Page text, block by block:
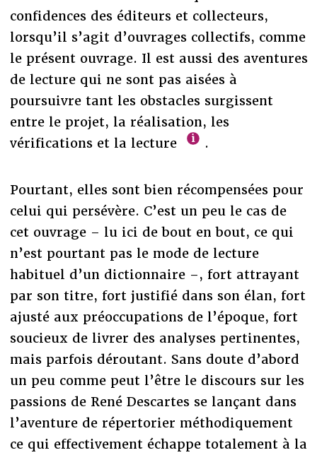
confidences des éditeurs et collecteurs,
lorsqu’il s’agit d’ouvrages collectifs, comme
le présent ouvrage. Il est aussi des aventures
de lecture qui ne sont pas aisées à
poursuivre tant les obstacles surgissent
entre le projet, la réalisation, les
vérifications et la lecture
.
Pourtant, elles sont bien récompensées pour
celui qui persévère. C’est un peu le cas de
cet ouvrage – lu ici de bout en bout, ce qui
n’est pourtant pas le mode de lecture
habituel d’un dictionnaire –, fort attrayant
par son titre, fort justifié dans son élan, fort
ajusté aux préoccupations de l’époque, fort
soucieux de livrer des analyses pertinentes,
mais parfois déroutant. Sans doute d’abord
un peu comme peut l’être le discours sur les
passions de René Descartes se lançant dans
l’aventure de répertorier méthodiquement
ce qui effectivement échappe totalement à la